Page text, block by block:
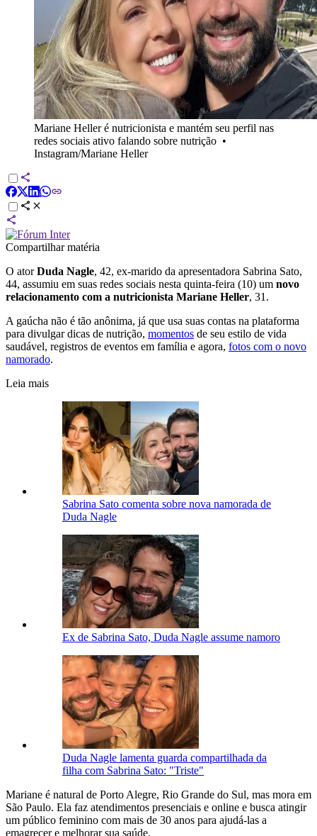
Mariane Heller é nutricionista e mantém seu perfil nas
redes sociais ativo falando sobre nutrição •
Instagram/Mariane Heller
Compartilhar matéria
O atorDuda Nagle, 42, ex-marido da apresentadora Sabrina Sato,
44, assumiu em suas redes sociais nesta quinta-feira (10) um novo
relacionamento com a nutricionista Mariane Heller, 31.
A gaúcha não é tão anônima, já que usa suas contas na plataforma
para divulgar dicas de nutrição, momentos de seu estilo de vida
saudável, registros de eventos em família e agora, fotos com o novo
namorado.
Leia mais
Sabrina Sato comenta sobre nova namorada de
Duda Nagle
Ex de Sabrina Sato, Duda Nagle assume namoro
Duda Nagle lamenta guarda compartilhada da
filha com Sabrina Sato: "Triste"
Mariane é natural de Porto Alegre, Rio Grande do Sul, mas mora em
São Paulo. Ela faz atendimentos presenciais e online e busca atingir
um público feminino com mais de 30 anos para ajudá-las a
emagrecer e melhorar sua saúde.